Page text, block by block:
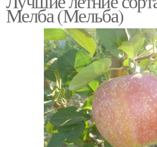
Мелба (Мельба)